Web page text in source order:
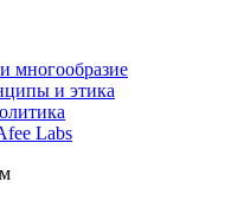
многообразие
и этика
Labs